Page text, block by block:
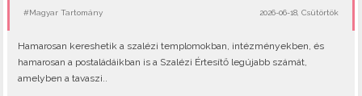
#Magyar Tartomány 2026-06-18, Csütörtök
Hamarosan kereshetik a szalézi templomokban, intézményekben, és
hamarosan a postaládáikban is a Szalézi Értesítő legújabb számát,
amelyben a tavaszi..